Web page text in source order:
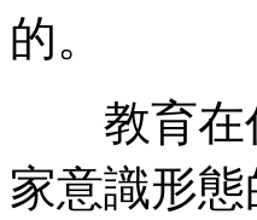
的。
教育在任
家意識形